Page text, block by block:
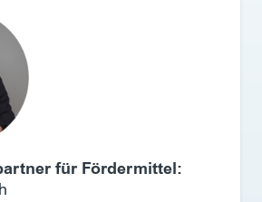
für Fördermittel: